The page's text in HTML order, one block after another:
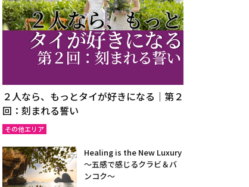
２人なら、もっとタイが好きになる｜第２
回：刻まれる誓い
その他エリア
Healing is the New Luxury
～五感で感じるクラビ＆バ
ンコク～